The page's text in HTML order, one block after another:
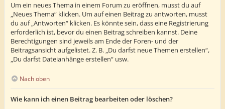
Um ein neues Thema in einem Forum zu eröffnen, musst du auf
„Neues Thema“ klicken. Um auf einen Beitrag zu antworten, musst
du auf „Antworten“ klicken. Es könnte sein, dass eine Registrierung
erforderlich ist, bevor du einen Beitrag schreiben kannst. Deine
Berechtigungen sind jeweils am Ende der Foren- und der
Beitragsansicht aufgelistet. Z. B. „Du darfst neue Themen erstellen“,
„Du darfst Dateianhänge erstellen“ usw.
Nach oben
Wie kann ich einen Beitrag bearbeiten oder löschen?